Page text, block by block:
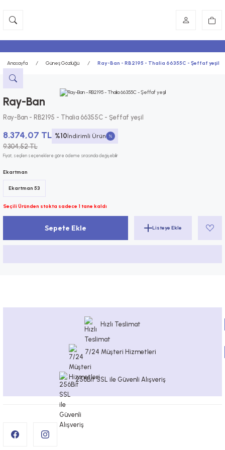
Anasayfa Güneş Gözlüğü Ray-Ban - RB2195 - Thalia 66355C - Şeffaf yeşil
Ray-Ban
Ray-Ban - RB2195 - Thalia 66355C - Şeffaf yeşil
8.374,07 TL
9.304,52 TL
%10İndirimli Ürün
Fiyat, seçilen seçeneklere göre ödeme sırasında değişebilir
Ekartman
Ekartman 53
Seçili Üründen stokta sadece 1 tane kaldı
Sepete Ekle
Hızlı Teslimat
7/24 Müşteri Hizmetleri
256Bit SSL ile Güvenli Alışveriş